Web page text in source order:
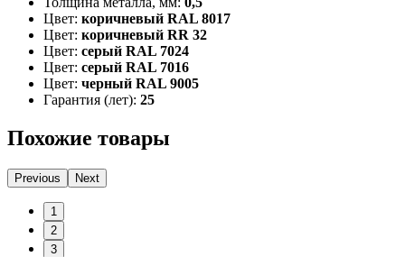
Цвет: коричневый RAL 8017
Цвет: коричневый RR 32
Цвет: серый RAL 7024
Цвет: серый RAL 7016
Цвет: черный RAL 9005
Гарантия (лет): 25
Похожие товары
Previous Next
1
2
3